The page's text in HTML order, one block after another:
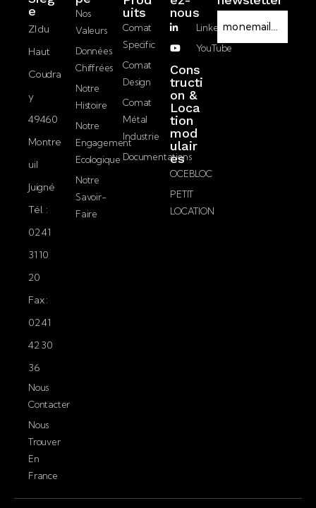
e
ZI du
Haut
Coudra
y
49460
Montre
uil
Juigné
Tél. :
02 41
31 10
20
Fax :
02 41
42 30
36
Nous
Contacter
Nous
Trouver
En
France
Nos
Valeurs
Données
Chiffrées
Notre
Histoire
Notre
Engagement
Ecologique
Notre
Savoir-
Faire
Uits
Comat
Specific
Comat
Design
Comat
Métal
Industrie
Documentations
nous
LinkedIn
YouTube
Cons
tructi
on &
Loca
tion
mod
ulair
es
OCEBLOC
PETIT
LOCATION
-
m
R
G
P